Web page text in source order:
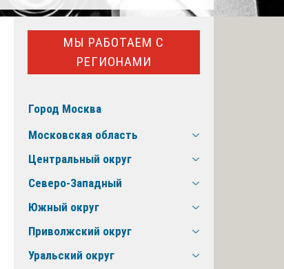
МЫ РАБОТАЕМ С
РЕГИОНАМИ
Город Москва
Московская область
Центральный округ
Северо-Западный
Южный округ
Приволжский округ
Уральский округ